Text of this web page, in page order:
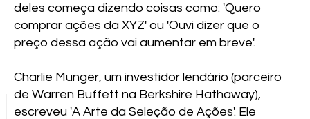
deles começa dizendo coisas como: 'Quero
comprar ações da XYZ' ou 'Ouvi dizer que o
preço dessa ação vai aumentar em breve'.
Charlie Munger, um investidor lendário (parceiro
de Warren Buffett na Berkshire Hathaway),
escreveu 'A Arte da Seleção de Ações'. Ele